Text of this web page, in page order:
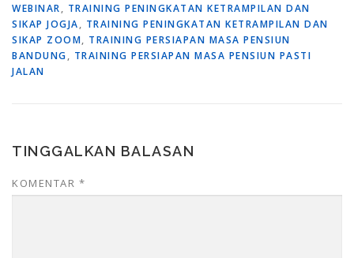
WEBINAR, TRAINING PENINGKATAN KETRAMPILAN DAN
SIKAP JOGJA, TRAINING PENINGKATAN KETRAMPILAN DAN
SIKAP ZOOM, TRAINING PERSIAPAN MASA PENSIUN
BANDUNG, TRAINING PERSIAPAN MASA PENSIUN PASTI
JALAN
TINGGALKAN BALASAN
KOMENTAR *